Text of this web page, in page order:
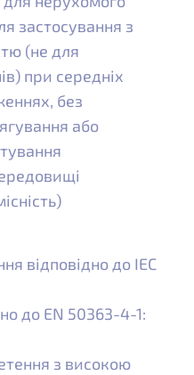
застосування з
(не для
при середніх
без
або
відповідно до IEC
до EN 50363-4-1:
з високою